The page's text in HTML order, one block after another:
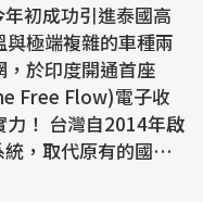
初成功引進泰國高
極端複雜的車種兩
於印度開通首座
Free Flow)電子收
年啟
，取代原有的國道